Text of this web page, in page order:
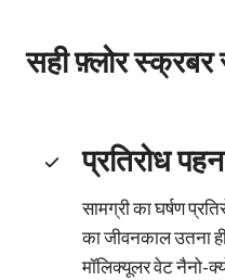
सही फ़्लोर
प्रतिरोध पहन
सामग्री का घर्षण
का जीवनकाल उतना
मॉलिक्यूलर वेट नैनो-